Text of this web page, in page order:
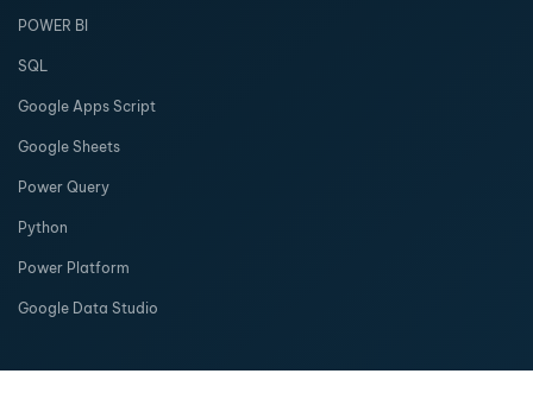
POWER BI
SQL
Google Apps Script
Google Sheets
Power Query
Python
Power Platform
Google Data Studio